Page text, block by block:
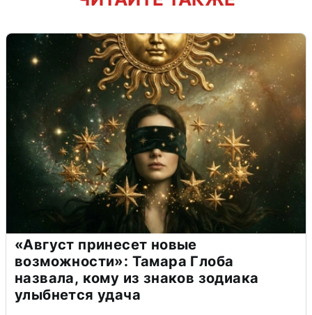
«Август принесет новые
возможности»: Тамара Глоба
назвала, кому из знаков зодиака
улыбнется удача